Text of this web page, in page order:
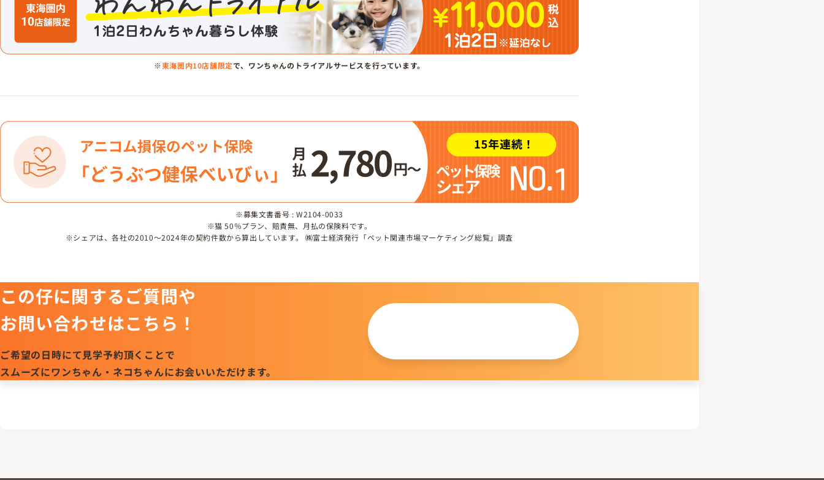
※東海圏内10店舗限定で、ワンちゃんのトライアルサービスを行っています。
※募集文書番号 : W2104-0033
※猫 50％プラン、賠責無、月払の保険料です。
※シェアは、各社の2010～2024年の契約件数から算出しています。 ㈱富士経済発行「ペット関連市場マーケティング総覧」調査
この仔に関するご質問や
お問い合わせはこちら！
ご希望の日時にて見学予約頂くことで
スムーズにワンちゃん・ネコちゃんにお会いいただけます。